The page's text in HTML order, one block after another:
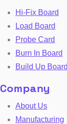
Hi-Fix Board
Load Board
Probe Card
Burn In Board
Build Up
Company
About Us
Manufacturing